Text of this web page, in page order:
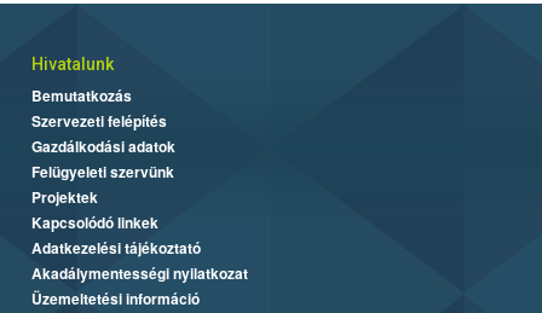
Hivatalunk
Bemutatkozás
Szervezeti felépítés
Gazdálkodási adatok
Felügyeleti szervünk
Projektek
Kapcsolódó linkek
Adatkezelési tájékoztató
Akadálymentességi nyilatkozat
Üzemeltetési információ